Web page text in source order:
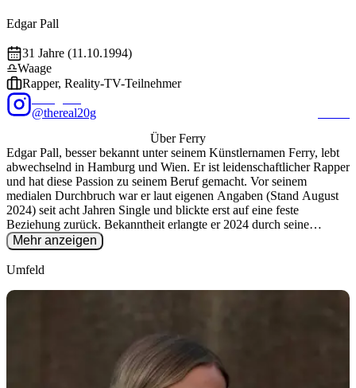
Edgar Pall
31 Jahre (11.10.1994)
♎Waage
Rapper, Reality-TV-Teilnehmer
@thereal20g
ÜberFerry
Edgar Pall, besser bekannt unter seinem Künstlernamen Ferry, lebt
abwechselnd in Hamburg und Wien. Er ist leidenschaftlicher Rapper
und hat diese Passion zu seinem Beruf gemacht. Vor seinem
medialen Durchbruch war er laut eigenen Angaben (Stand August
2024) seit acht Jahren Single und blickte erst auf eine feste
Beziehung zurück. Bekanntheit erlangte er 2024 durch seine
Teilnahme an der 11. Staffel von Die Bachelorette. Dort entwickelte
er sich schnell zu einem der Favoriten von Stella-Tiana Stegmann
und überzeugte durch seine unkonventionelle Art. Er schaffte es bis
sich für Devin Dayan entschied. Ferry belegte somit den zweiten
in Paradise zu sehen. Dort traf er auf alte Bekannte aus seiner
Bachelorette-Staffel, wie etwa den Gewinner Devin Dayan und
Mehr anzeigen
Umfeld